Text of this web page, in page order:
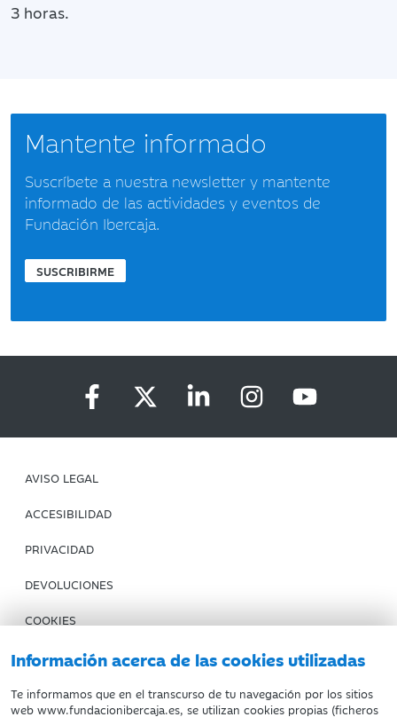
Información acerca de las cookies utilizadas
Te informamos que en el transcurso de tu navegación por los sitios
web www.fundacionibercaja.es, se utilizan cookies propias (ficheros
3 horas.
Mantente informado
Suscríbete a nuestra newsletter y mantente
informado de las actividades y eventos de
Fundación Ibercaja.
SUSCRIBIRME
AVISO LEGAL
ACCESIBILIDAD
PRIVACIDAD
DEVOLUCIONES
COOKIES
CONDICIONES DE COMPRA
IBERCAJA BANCO